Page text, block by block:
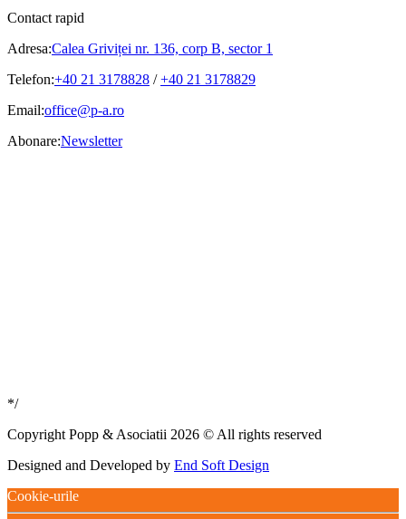
Contact rapid
Adresa:Calea Griviței nr. 136, corp B, sector 1
Telefon:+40 21 3178828 /+40 21 3178829
Email:office@p-a.ro
Abonare:Newsletter
*/
Copyright Popp & Asociatii 2026 © All rights reserved
Designed and Developed by End Soft Design
Cookie-urile